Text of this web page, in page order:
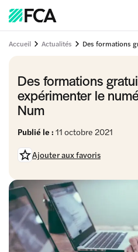
Accueil Actualités
Des formations
expérimenter le
Num
Publié le : 11 octobre 2021
Ajouter aux favoris